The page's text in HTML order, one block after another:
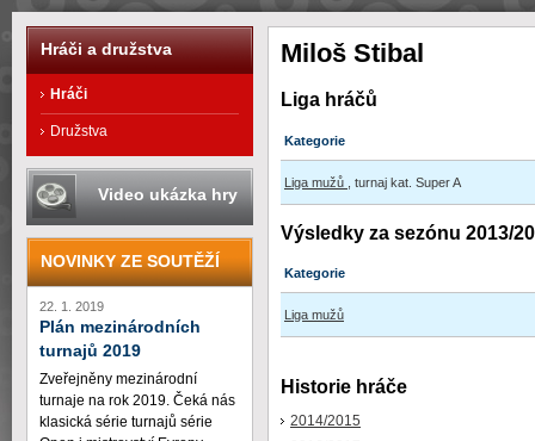
Miloš Stibal
Liga hráčů
Kategorie
Liga mužů , turnaj kat. Super A
Výsledky za sezónu 2013/
Kategorie
Liga mužů
Historie hráče
2014/2015
Hráči a družstva
Hráči
Družstva
Video ukázka hry
NOVINKY ZE SOUTĚŽÍ
22. 1. 2019
Plán mezinárodních
turnajů 2019
Zveřejněny mezinárodní
turnaje na rok 2019. Čeká nás
klasická série turnajů série